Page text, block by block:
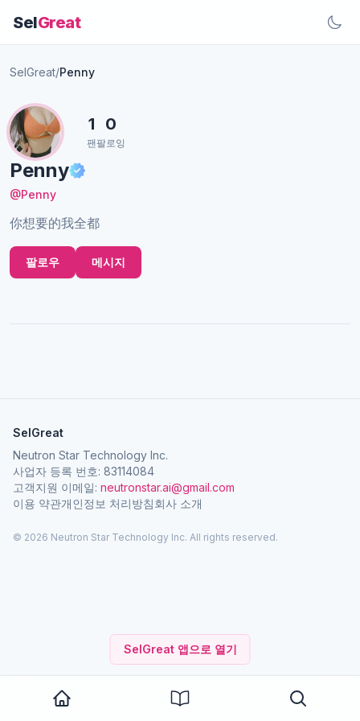
SelGreat
SelGreat 앱으로 열기
SelGreat/Penny
Penny
@Penny
你想要的我全都
1
팬
0
팔로잉
팔로우 메시지
SelGreat
Neutron Star Technology Inc.
사업자 등록 번호: 83114084
고객지원 이메일: neutronstar.ai@gmail.com
이용 약관개인정보 처리방침회사 소개
© 2026 Neutron Star Technology Inc. All rights reserved.